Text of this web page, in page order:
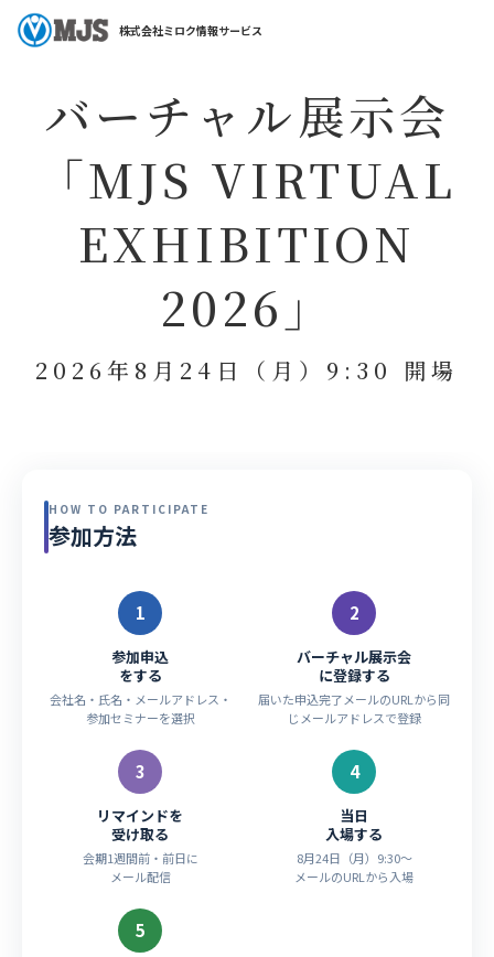
株式会社ミロク情報サービス
ホーム セミナー特集
バーチャル展示会
「MJS VIRTUAL
EXHIBITION
2026」
2026年8月24日（月）9:30 開場
HOW TO PARTICIPATE
参加方法
1
参加申込
をする
会社名・氏名・メールアドレス・
参加セミナーを選択
2
バーチャル展示会
に登録する
届いた申込完了メールのURLから同
じメールアドレスで登録
3
リマインドを
受け取る
会期1週間前・前日に
メール配信
4
当日
入場する
8月24日（月）9:30〜
メールのURLから入場
5